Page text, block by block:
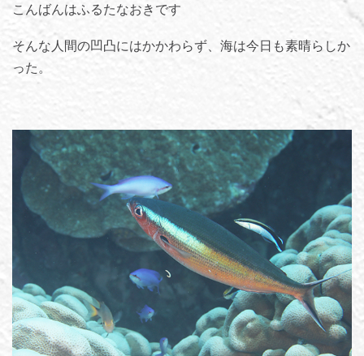
こんばんはふるたなおきです
そんな人間の凹凸にはかかわらず、海は今日も素晴らしか
った。